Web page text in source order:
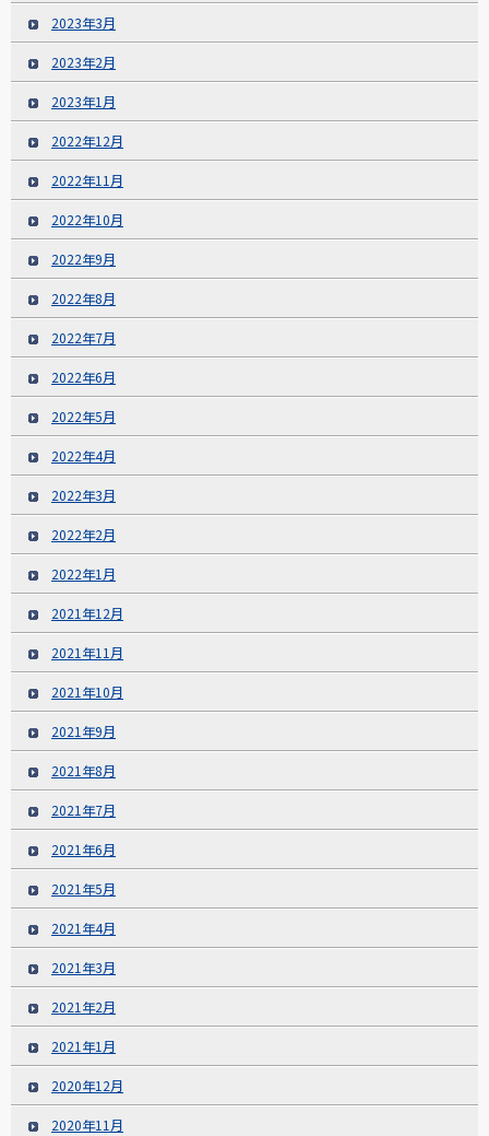
2023年3月
2023年2月
2023年1月
2022年12月
2022年11月
2022年10月
2022年9月
2022年8月
2022年7月
2022年6月
2022年5月
2022年4月
2022年3月
2022年2月
2022年1月
2021年12月
2021年11月
2021年10月
2021年9月
2021年8月
2021年7月
2021年6月
2021年5月
2021年4月
2021年3月
2021年2月
2021年1月
2020年12月
2020年11月